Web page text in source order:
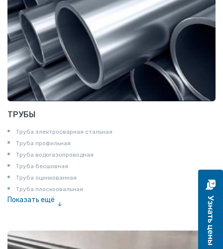
ТРУБЫ
Труба электросварная стальная
Труба профильная
Труба водогазопроводная
Труба бесшовная
Труба оцинкованная
Труба плоскоовальная
Показать ещё